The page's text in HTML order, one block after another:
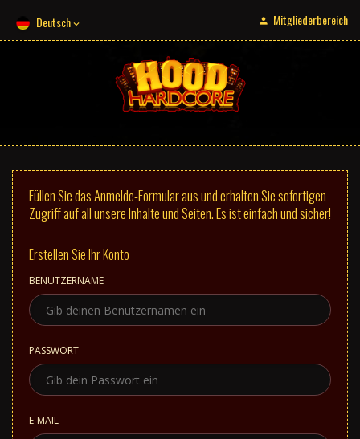
Deutsch Mitgliederbereich
Füllen Sie das Anmelde-Formular aus und erhalten Sie sofortigen
Zugriff auf all unsere Inhalte und Seiten. Es ist einfach und sicher!
Erstellen Sie Ihr Konto
BENUTZERNAME
PASSWORT
E-MAIL